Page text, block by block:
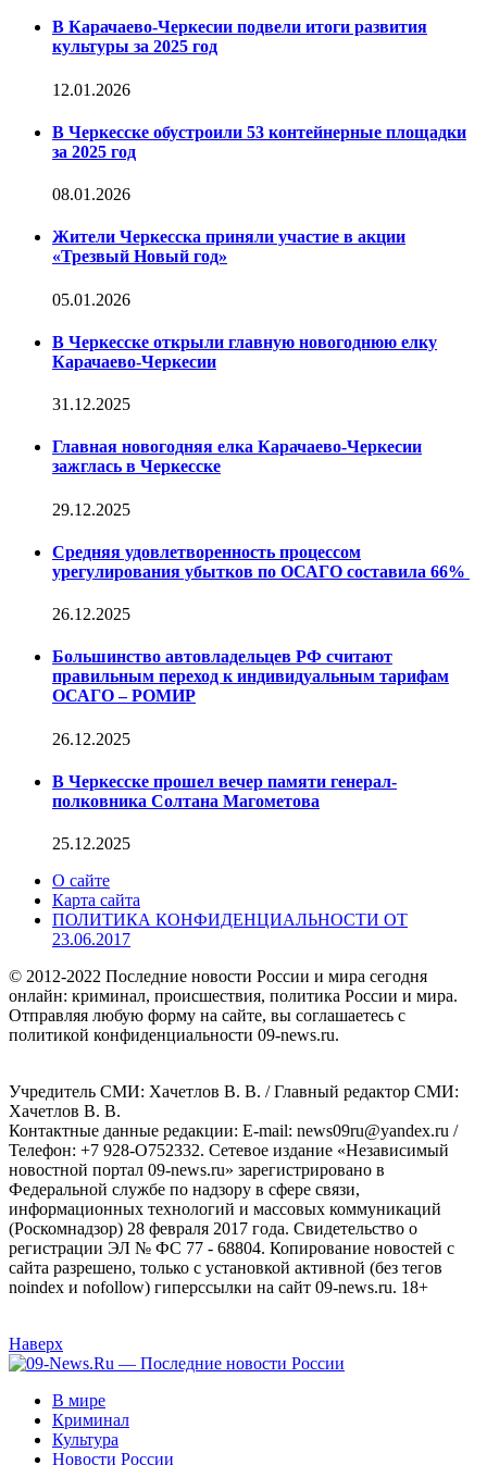
В Карачаево-Черкесии подвели итоги развития
культуры за 2025 год
12.01.2026
В Черкесске обустроили 53 контейнерные площадки
за 2025 год
08.01.2026
Жители Черкесска приняли участие в акции
«Трезвый Новый год»
05.01.2026
В Черкесске открыли главную новогоднюю елку
Карачаево-Черкесии
31.12.2025
Главная новогодняя елка Карачаево-Черкесии
зажглась в Черкесске
29.12.2025
Средняя удовлетворенность процессом
урегулирования убытков по ОСАГО составила 66%
26.12.2025
Большинство автовладельцев РФ считают
правильным переход к индивидуальным тарифам
ОСАГО – РОМИР
26.12.2025
В Черкесске прошел вечер памяти генерал-
полковника Солтана Магометова
25.12.2025
О сайте
Карта сайта
ПОЛИТИКА КОНФИДЕНЦИАЛЬНОСТИ ОТ
23.06.2017
© 2012-2022 Последние новости России и мира сегодня
онлайн: криминал, происшествия, политика России и мира.
Отправляя любую форму на сайте, вы соглашаетесь с
политикой конфиденциальности 09-news.ru.
Учредитель СМИ: Хaчeтлoв B. B. / Главный редактор СМИ:
Хaчeтлoв B. B.
Контактные данные редакции: E-mail: news09ru@yandex.ru /
Телефон: +7 928-O752332. Сетевое издание «Независимый
новостной портал 09-news.ru» зарегистрировано в
Федеральной службе по надзору в сфере связи,
информационных технологий и массовых коммуникаций
(Роскомнадзор) 28 февраля 2017 года. Свидетельство о
регистрации ЭЛ № ФС 77 - 68804. Копирование новостей с
сайта разрешено, только с установкой активной (без тегов
noindex и nofollow) гиперссылки на сайт 09-news.ru. 18+
Наверх
В мире
Криминал
Культура
Новости России